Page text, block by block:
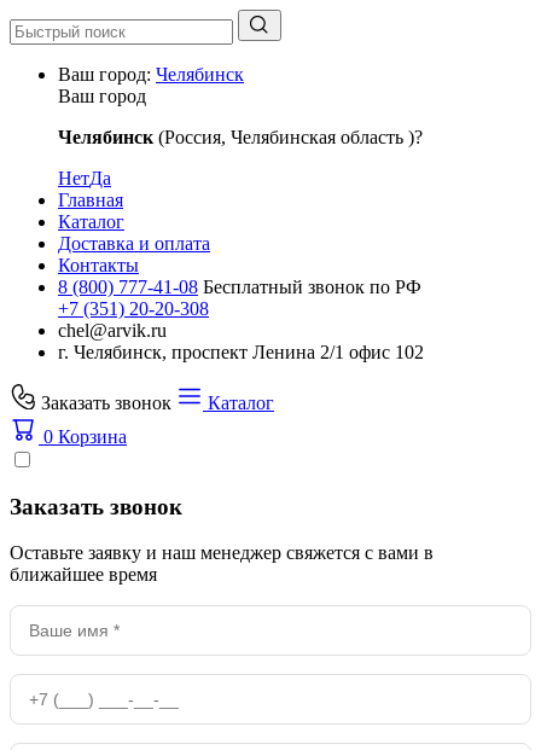
Ваш город: Челябинск
Ваш город
Челябинск (Россия, Челябинская область )?
НетДа
Главная
Каталог
Доставка и оплата
Контакты
8 (800) 777-41-08 Бесплатный звонок по РФ
+7 (351) 20-20-308
chel@arvik.ru
г. Челябинск, проспект Ленина 2/1 офис 102
Заказать звонок
Каталог
0 Корзина
Заказать звонок
Оставьте заявку и наш менеджер свяжется с вами в
ближайшее время